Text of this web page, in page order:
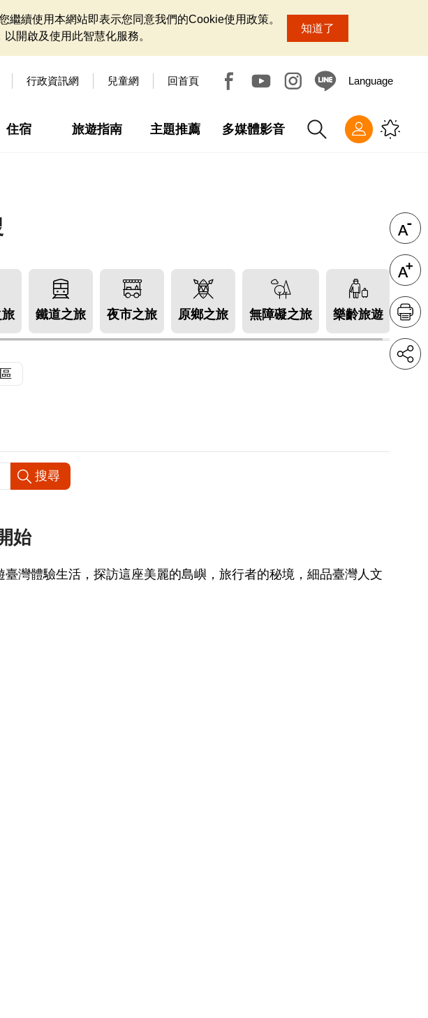
續使用本網站即表示您同意我們的Cookie使用政策。
開啟及使用此智慧化服務。
知道了
行政資訊網 兒童網 回首頁 Language
住宿 旅遊指南 主題推薦 多媒體影音
鐵道之旅 夜市之旅 原鄉之旅 無障礙之旅 樂齡旅遊
始
灣體驗生活，探訪這座美麗的島嶼，旅行者的秘境，細品臺灣人文